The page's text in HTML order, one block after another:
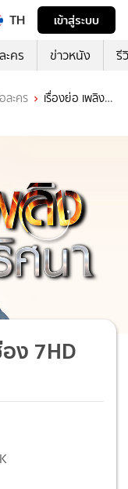
TH
เข้าสู่ระบบ
ะคร ข่าวหนัง รี
ละคร
เรื่องย่อ เพลิง
ง 7HD